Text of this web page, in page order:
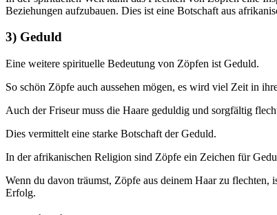
Beziehungen aufzubauen. Dies ist eine Botschaft aus
3) Geduld
Eine weitere spirituelle Bedeutung von Zöpfen ist Geduld.
So schön Zöpfe auch aussehen mögen, es wird viel Zeit in
Auch der Friseur muss die Haare geduldig und sorgfältig
Dies vermittelt eine starke Botschaft der Geduld.
In der afrikanischen Religion sind Zöpfe ein Zeichen für
Wenn du davon träumst, Zöpfe aus deinem Haar zu
Erfolg.